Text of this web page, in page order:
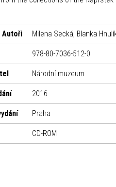
Autoři Milena Secká, Blanka
978-80-7036-512-0
Národní muzeum
2016
Praha
CD-ROM